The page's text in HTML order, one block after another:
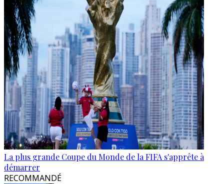
La plus grande Coupe du Monde de la FIFA s'apprête à
démarrer
RECOMMANDÉ